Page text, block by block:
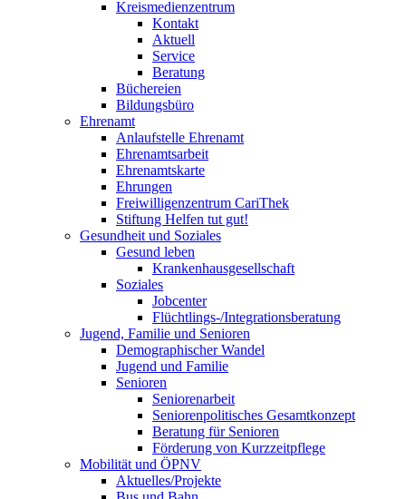
Kreismedienzentrum
Kontakt
Aktuell
Service
Beratung
Büchereien
Bildungsbüro
Ehrenamt
Anlaufstelle Ehrenamt
Ehrenamtsarbeit
Ehrenamtskarte
Ehrungen
Freiwilligenzentrum CariThek
Stiftung Helfen tut gut!
Gesundheit und Soziales
Gesund leben
Krankenhausgesellschaft
Soziales
Jobcenter
Flüchtlings-/Integrationsberatung
Jugend, Familie und Senioren
Demographischer Wandel
Jugend und Familie
Senioren
Seniorenarbeit
Seniorenpolitisches Gesamtkonzept
Beratung für Senioren
Förderung von Kurzzeitpflege
Mobilität und ÖPNV
Aktuelles/Projekte